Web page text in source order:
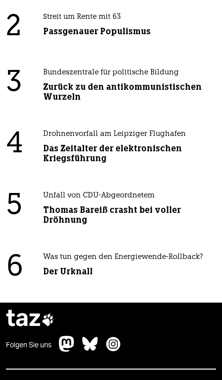
2 Streit um Rente mit 63
Passgenauer Populismus
3 Bundeszentrale für politische Bildung
Zurück zu den antikommunistischen
Wurzeln
4 Drohnenvorfall am Leipziger Flughafen
Das Zeitalter der elektronischen
Kriegsführung
5 Unfall von CDU-Abgeordnetem
Thomas Bareiß crasht bei voller
Dröhnung
6 Was tun gegen den Energiewende-Rollback?
Der Urknall
taz
Folgen Sie uns